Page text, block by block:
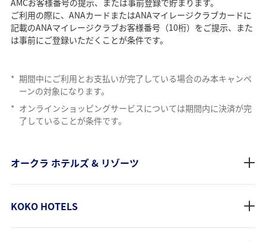
AMCお客様番号の提示、または事前登録で貯まります。
ご利用の際に、ANAカードまたはANAマイレージクラブカードに
記載のANAマイレージクラブお客様番号（10桁）をご提示、また
は事前にご登録いただくことが条件です。
* 期間中にご利用とお支払いが完了している場合のみ本キャンペ
ーンの対象になります。
* オンラインショッピングサービスについては期間内に決済が完
了していることが条件です。
オークラ ホテルズ & リゾーツ
KOKO HOTELS